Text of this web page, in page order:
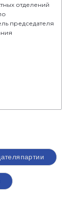
отделений
председателя